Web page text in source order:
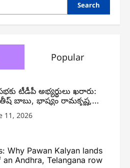
Search
Popular
టీడీపీ అభ్యర్థులు ఖరారు:
బాబు, భాష్యం రామకృష్ణ,
11, 2026
Why Pawan Kalyan lands
Andhra, Telangana row